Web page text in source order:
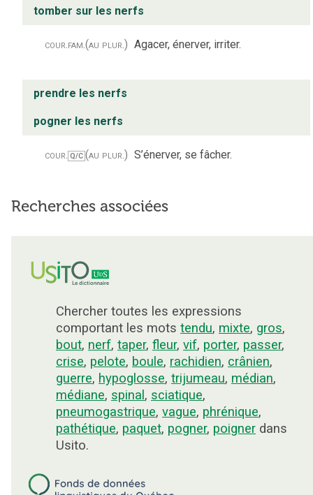
tomber sur les nerfs
cour.fam.(au plur.) Agacer, énerver, irriter.
prendre les nerfs
pogner les nerfs
cour. Q/C (au plur.) S’énerver, se fâcher.
Recherches associées
Chercher toutes les expressions
comportant les mots tendu, mixte, gros,
bout, nerf, taper, fleur, vif, porter, passer,
crise, pelote, boule, rachidien, crânien,
guerre, hypoglosse, trijumeau, médian,
médiane, spinal , sciatique,
pneumogastrique, vague, phrénique,
pathétique, paquet, pogner, poigner dans
Usito.